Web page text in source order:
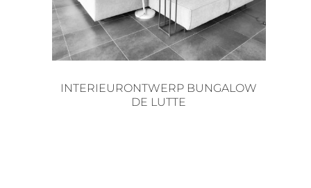
INTERIEURONTWERP BUNGALOW
DE LUTTE